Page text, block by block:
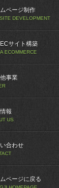
ページ制作
DEVELOPMENT
サイト構築
ECOMMERCE
事業
報
US
合わせ
ページに戻る